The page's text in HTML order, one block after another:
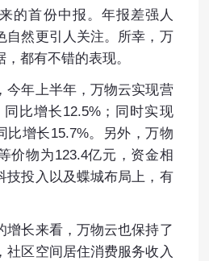
的首份中报。年报差强人
自然更引人关注。所幸，万
都有不错的表现。
今年上半年，万物云实现营
比增长12.5%；同时实现
比增长15.7%。另外，万物
价物为123.4亿元，资金相
技投入以及蝶城布局上，有
增长来看，万物云也保持了
社区空间居住消费服务收入